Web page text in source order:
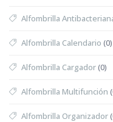
Alfombrilla
Alfombrilla Calendario (0)
Alfombrilla Cargador(0)
Alfombrilla Multifunción
Alfombrilla Organizador